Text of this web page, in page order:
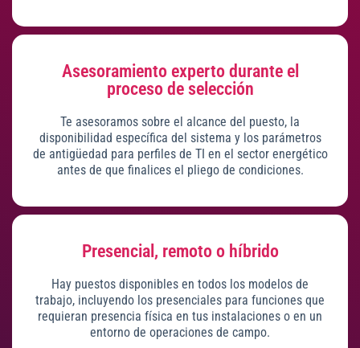
Asesoramiento experto durante el
proceso de selección
Te asesoramos sobre el alcance del puesto, la
disponibilidad específica del sistema y los parámetros
de antigüedad para perfiles de TI en el sector energético
antes de que finalices el pliego de condiciones.
Presencial, remoto o híbrido
Hay puestos disponibles en todos los modelos de
trabajo, incluyendo los presenciales para funciones que
requieran presencia física en tus instalaciones o en un
entorno de operaciones de campo.